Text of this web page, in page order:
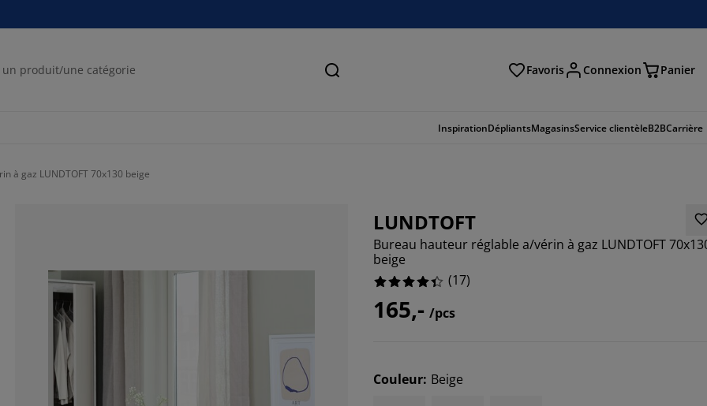
Recherche Favoris Connexion Panier
InspirationDépliantsMagasinsService clientèleB2BCarrière
à gaz LUNDTOFT 70x130 beige
LUNDTOFT
Bureau hauteur réglable a/vérin à gaz LUNDTOFT
beige
(17)
165,- /pcs
Couleur: Beige
11.76470588235294%
5.88235294117647%